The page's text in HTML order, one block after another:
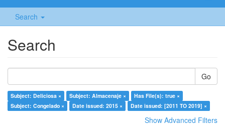
Search
Search
Go
Subject: Deliciosa × Subject: Almacenaje ×
Has File(s): true ×
Subject: Congelado ×
Date issued: 2015 × Date issued: [2011 TO 2019] ×
Show Advanced Filters